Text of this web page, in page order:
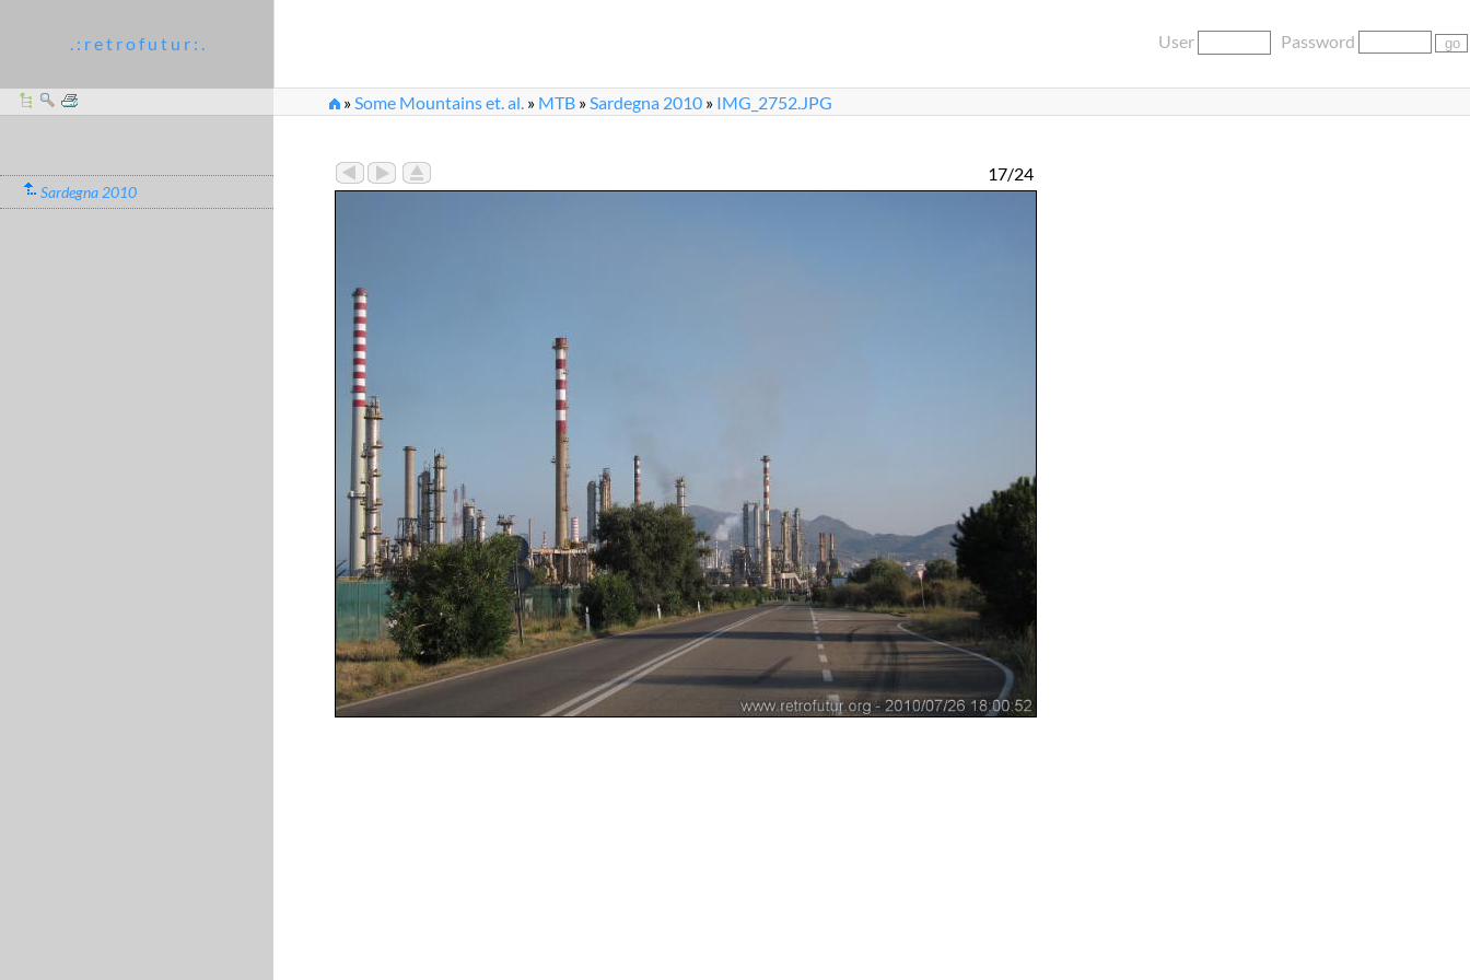
. : r e t r o f u t u r : . User Password
»Some Mountains et. al. » MTB »Sardegna 2010 » IMG_2752.JPG
Sardegna 2010
17/24